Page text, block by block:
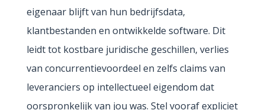
eigenaar blijft van hun bedrijfsdata,
klantbestanden en ontwikkelde software. Dit
leidt tot kostbare juridische geschillen, verlies
van concurrentievoordeel en zelfs claims van
leveranciers op intellectueel eigendom dat
oorspronkelijk van jou was. Stel vooraf expliciet